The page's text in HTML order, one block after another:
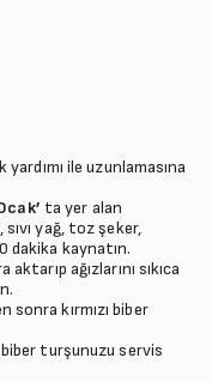
ile uzunlamasına
’ ta yer alan
yağ, toz şeker,
dakika kaynatın.
ağızlarını sıkıca
kırmızı biber
biber turşunuzu servis